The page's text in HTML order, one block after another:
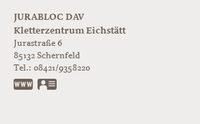
JURABLOC DAV
Kletterzentrum Eichstätt
Jurastraße 6
85132 Schernfeld
Tel.: 08421/9358220
www.jurabloc.de